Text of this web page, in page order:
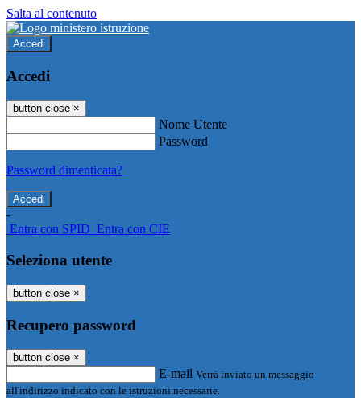
Salta al contenuto
Accedi
Accedi
button close ×
Nome Utente
Password
Password dimenticata?
-
Entra con SPID Entra con CIE
Seleziona utente
button close ×
Recupero password
button close ×
E-mail Verrà inviato un messaggio
all'indirizzo indicato con le istruzioni necessarie.